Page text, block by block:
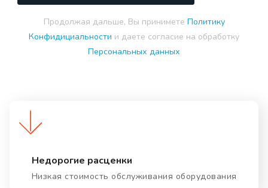
Продолжая дальше, Вы принимете Политику
Конфидициальности и даете согласие на обработку
Персональных данных
Недорогие расценки
Низкая стоимость обслуживания оборудования